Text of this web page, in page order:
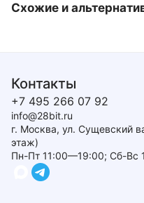
Схожие и
Контакты
+7 495 266 07 92
info@28bit.ru
г. Москва, ул. Сущевский
этаж)
Пн-Пт 11:00—19:00; Сб-Вс